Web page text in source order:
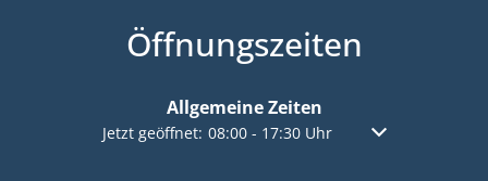
Öffnungszeiten
Allgemeine Zeiten
Klicken, um weitere Öffnungs- oder Schließzeiten
Jetzt geöffnet: 08:00- 17:30Uhr Von 08:00 bis